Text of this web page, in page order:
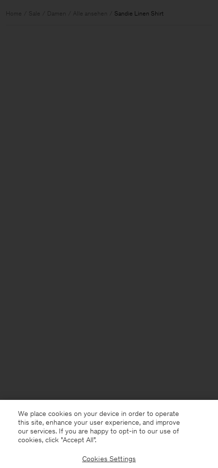
Home Sale Damen Alle ansehen Sandie Linen Shirt
We place cookies on your device in order to operate
this site, enhance your user experience, and improve
our services. If you are happy to opt-in to our use of
cookies, click "Accept All”.
Cookies Settings